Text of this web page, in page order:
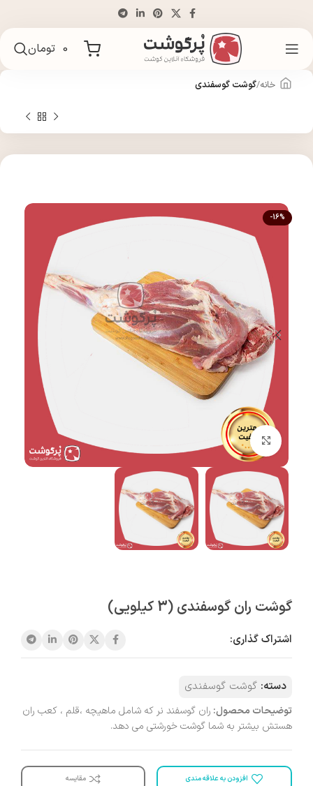
0 تومان
خانه گوشت گوسفندی
-16%
بزرگنمایی تصویر
گوشت ران گوسفندی (3 کیلویی)
اشتراک گذاری:
دسته: گوشت گوسفندی
توضیحات محصول: ران گوسفند نر که شامل ماهیچه ،قلم ، کعب ران
هستش بیشتر به شما گوشت خورشتی می دهد.
افزودن به علاقه مندی مقایسه